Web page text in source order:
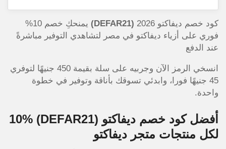
كود خصم ديفاكتو 2026 (DEFAR21)
يمنحكِ خصم 10%
فوري على أزياء ديفاكتو في مصر لتشاهدي التوفير مباشرةً
عند الدفع
انسخي الرمز الآن وجربيه على سلة بقيمة 450 جنيهًا لتوفري
45 جنيهًا فورا، وابدئي تسوقك بأناقة وتوفير في خطوة
واحدة.
أفضل كود خصم ديفاكتو (DEFAR21)
10%
لكل منتجات متجر ديفاكتو